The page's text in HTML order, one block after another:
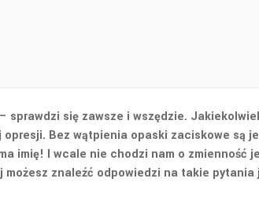
się zawsze i wszędzie.
Bez wątpienia opaski zaciskowe są
imię! I wcale nie chodzi nam o
znaleźć odpowiedzi na takie pytania